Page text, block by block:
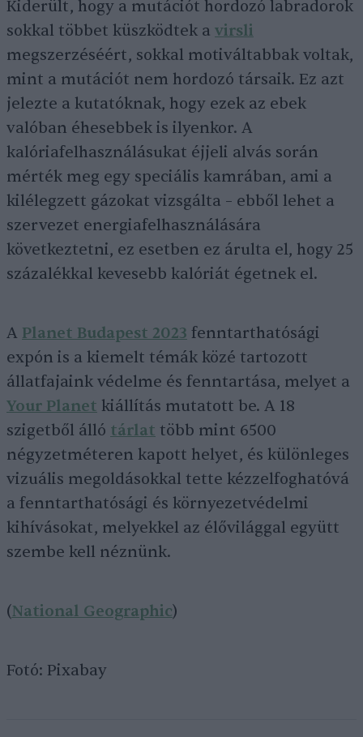
Kiderült, hogy a mutációt hordozó labradorok
sokkal többet küszködtek a virsli
megszerzéséért, sokkal motiváltabbak voltak,
mint a mutációt nem hordozó társaik. Ez azt
jelezte a kutatóknak, hogy ezek az ebek
valóban éhesebbek is ilyenkor. A
kalóriafelhasználásukat éjjeli alvás során
mérték meg egy speciális kamrában, ami a
kilélegzett gázokat vizsgálta – ebből lehet a
szervezet energiafelhasználására
következtetni, ez esetben ez árulta el, hogy 25
százalékkal kevesebb kalóriát égetnek el.
A Planet Budapest 2023 fenntarthatósági
expón is a kiemelt témák közé tartozott
állatfajaink védelme és fenntartása, melyet a
Your Planet kiállítás mutatott be. A 18
szigetből álló tárlat több mint 6500
négyzetméteren kapott helyet, és különleges
vizuális megoldásokkal tette kézzelfoghatóvá
a fenntarthatósági és környezetvédelmi
kihívásokat, melyekkel az élővilággal együtt
szembe kell néznünk.
(National Geographic)
Fotó: Pixabay